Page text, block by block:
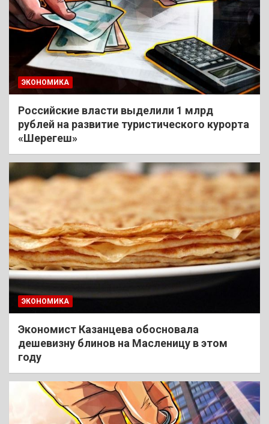
ЭКОНОМИКА
Российские власти выделили 1 млрд
рублей на развитие туристического курорта
«Шерегеш»
ЭКОНОМИКА
Экономист Казанцева обосновала
дешевизну блинов на Масленицу в этом
году